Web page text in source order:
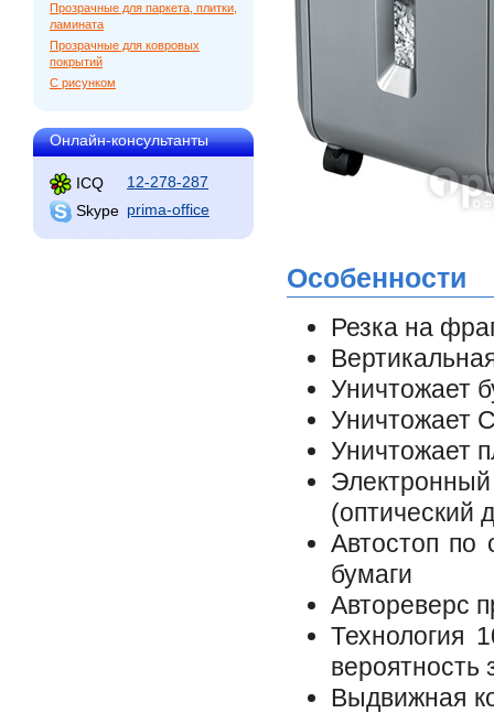
Прозрачные для паркета, плитки,
ламината
Прозрачные для ковровых
покрытий
С рисунком
Онлайн-консультанты
ICQ
12-278-287
Skype prima-office
Особенности
Резка на
Уничтожает
Уничтожает
Уничтожает
(оптический
Автостоп по
бумаги
Автореверс
Технология
вероятность
Выдвижная